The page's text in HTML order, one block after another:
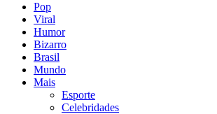
Pop
Viral
Humor
Bizarro
Brasil
Mundo
Mais
Esporte
Celebridades